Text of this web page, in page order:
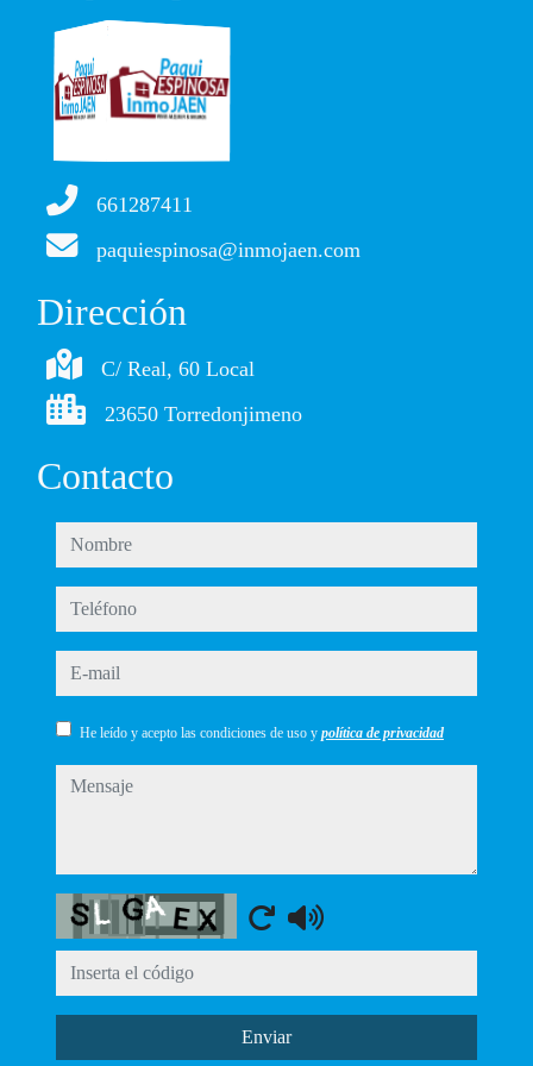
661287411
paquiespinosa@inmojaen.com
Dirección
C/ Real, 60 Local
23650 Torredonjimeno
Contacto
nombre
teléfono
e-mail
He leído y acepto las condiciones de uso y política de privacidad
mensaje
Captcha
Enviar